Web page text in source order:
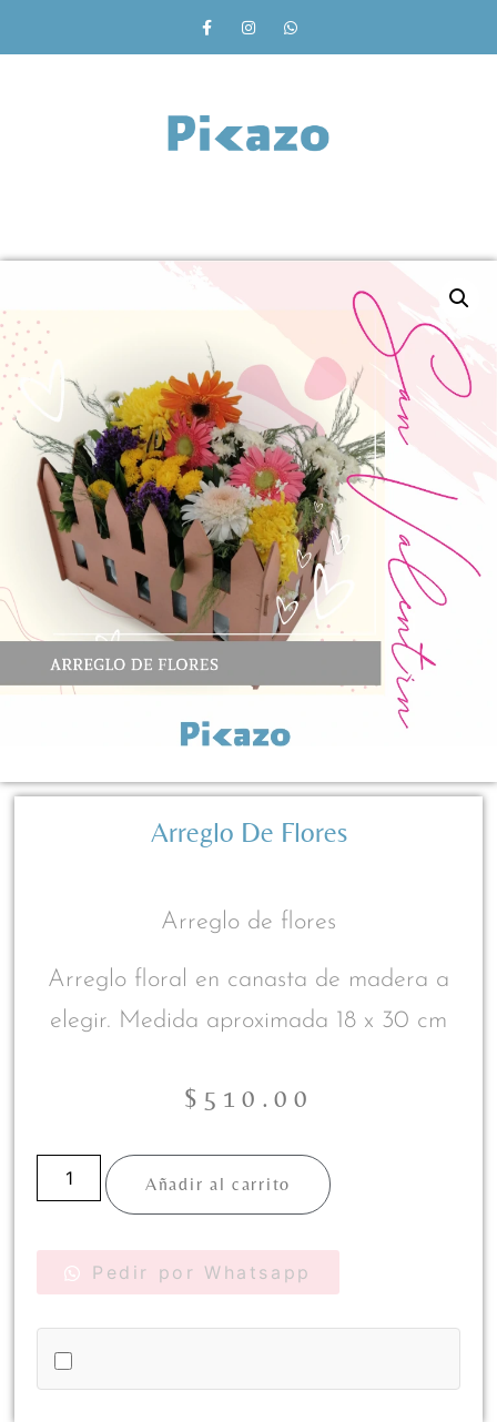
Arreglo De Flores
Arreglo de flores
Arreglo floral en canasta de madera a
elegir. Medida aproximada 18 x 30 cm
$ 510.00
Añadir al carrito
Pedir por Whatsapp